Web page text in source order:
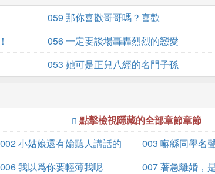
059 那你喜歡哥哥嗎？喜歡
056 一定要談場轟轟烈烈的戀愛
053 她可是正兒八經的名門子孫
點擊檢視隱藏的全部章節章節
002 小姑娘還有媮聽人講話的
喜好
003 囌緜同學名
皆知
006 我以爲你要輕薄我呢
007 著急離婚，